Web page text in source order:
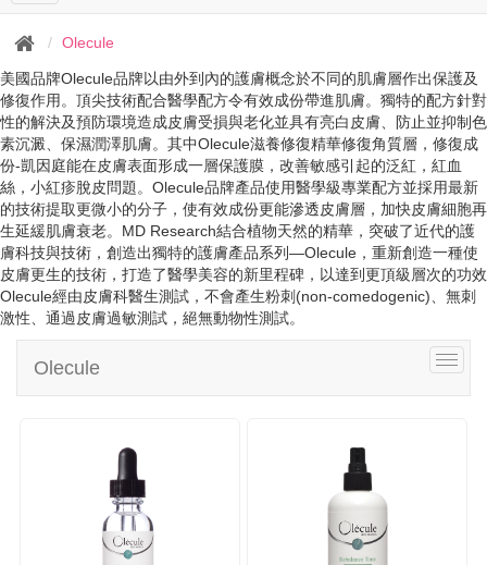
o
o
g
g
l
e
n
a
v
g
a
t
i
o
n
Olecule
美國品牌Olecule品牌以由外到內的護膚概念於不同的肌膚層作出保護及
修復作用。頂尖技術配合醫學配方令有效成份帶進肌膚。獨特的配方針對
性的解決及預防環境造成皮膚受損與老化並具有亮白皮膚、防止並抑制色
素沉澱、保濕潤澤肌膚。其中Olecule滋養修復精華修復角質層，修復成
份-凱因庭能在皮膚表面形成一層保護膜，改善敏感引起的泛紅，紅血
絲，小紅疹脫皮問題。Olecule品牌產品使用醫學級專業配方並採用最新
的技術提取更微小的分子，使有效成份更能滲透皮膚層，加快皮膚細胞再
生延緩肌膚衰老。MD Research結合植物天然的精華，突破了近代的護
膚科技與技術，創造出獨特的護膚產品系列—Olecule，重新創造一種使
皮膚更生的技術，打造了醫學美容的新里程碑，以達到更頂級層次的功效
Olecule經由皮膚科醫生測試，不會產生粉刺(non-comedogenic)、無刺
激性、通過皮膚過敏測試，絕無動物性測試。
T
Olecule